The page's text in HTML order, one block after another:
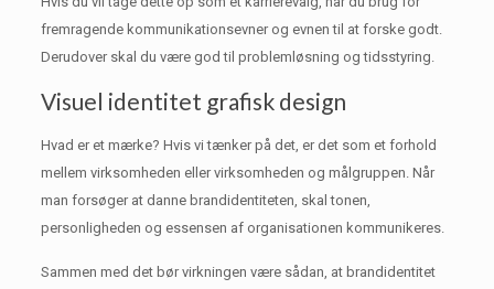
fremragende kommunikationsevner og evnen til at forske godt.
Derudover skal du være god til problemløsning og tidsstyring.
Visuel identitet grafisk design
Hvad er et mærke? Hvis vi tænker på det, er det som et forhold
mellem virksomheden eller virksomheden og målgruppen. Når
man forsøger at danne brandidentiteten, skal tonen,
personligheden og essensen af ​​organisationen kommunikeres.
Sammen med det bør virkningen være sådan, at brandidentitet